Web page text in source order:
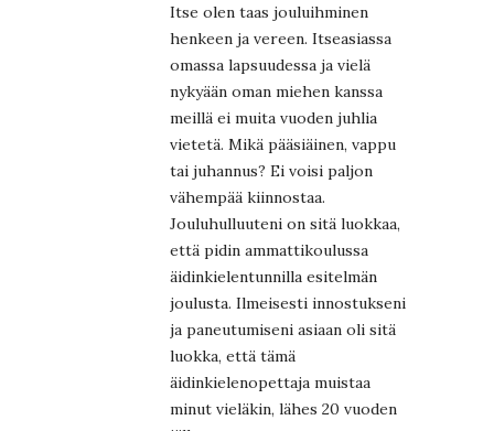
Itse olen taas jouluihminen
henkeen ja vereen. Itseasiassa
omassa lapsuudessa ja vielä
nykyään oman miehen kanssa
meillä ei muita vuoden juhlia
vietetä. Mikä pääsiäinen, vappu
tai juhannus? Ei voisi paljon
vähempää kiinnostaa.
Jouluhulluuteni on sitä luokkaa,
että pidin ammattikoulussa
äidinkielentunnilla esitelmän
joulusta. Ilmeisesti innostukseni
ja paneutumiseni asiaan oli sitä
luokka, että tämä
äidinkielenopettaja muistaa
minut vieläkin, lähes 20 vuoden